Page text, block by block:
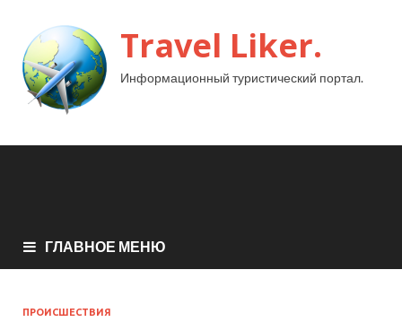
Travel Liker.
Информационный туристический портал.
ГЛАВНОЕ МЕНЮ
ПРОИСШЕСТВИЯ